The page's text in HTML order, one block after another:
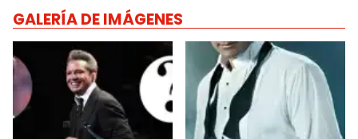
GALERÍA DE IMÁGENES